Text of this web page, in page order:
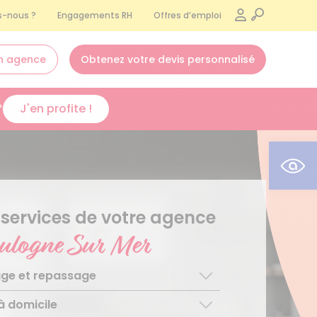
nous ? Engagements RH Offres d’emploi
agence Obtenez votre devis personnalisé
J'en profite !
services de votre agence
Sur Mer
et repassage
régulier
domicile